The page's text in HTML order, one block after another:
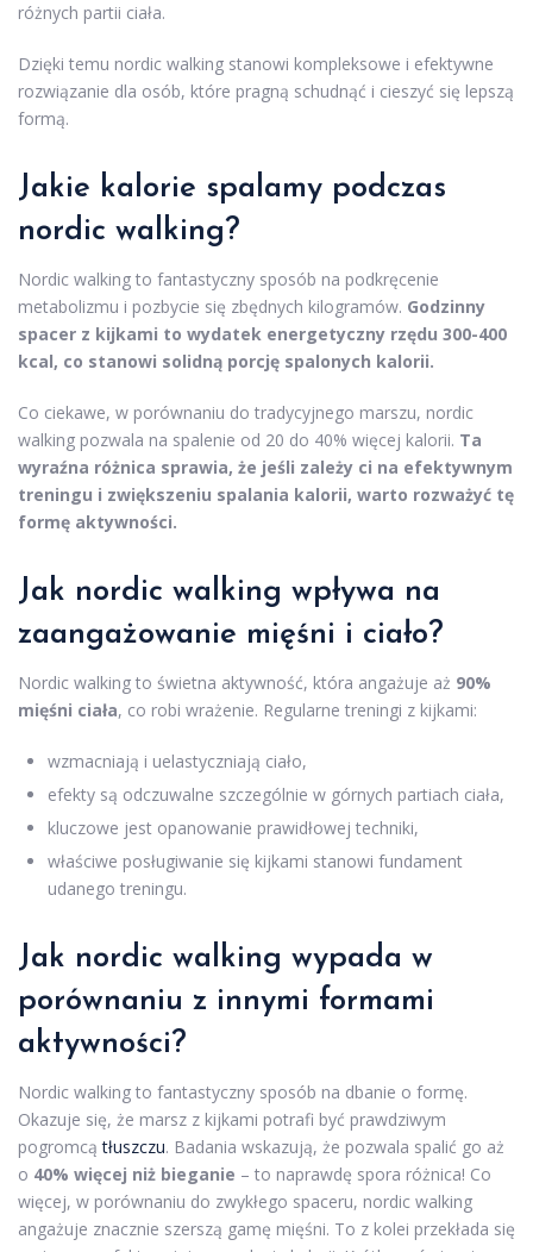
różnych partii ciała.
Dzięki temu nordic walking stanowi kompleksowe i efektywne
rozwiązanie dla osób, które pragną schudnąć i cieszyć się lepszą
formą.
Jakie kalorie spalamy podczas
nordic walking?
Nordic walking to fantastyczny sposób na podkręcenie
metabolizmu i pozbycie się zbędnych kilogramów. Godzinny
spacer z kijkami to wydatek energetyczny rzędu 300-400
kcal, co stanowi solidną porcję spalonych kalorii.
Co ciekawe, w porównaniu do tradycyjnego marszu, nordic
walking pozwala na spalenie od 20 do 40% więcej kalorii. Ta
wyraźna różnica sprawia, że jeśli zależy ci na efektywnym
treningu i zwiększeniu spalania kalorii, warto rozważyć tę
formę aktywności.
Jak nordic walking wpływa na
zaangażowanie mięśni i ciało?
Nordic walking to świetna aktywność, która angażuje aż 90%
mięśni ciała, co robi wrażenie. Regularne treningi z kijkami:
wzmacniają i uelastyczniają ciało,
efekty są odczuwalne szczególnie w górnych partiach ciała,
kluczowe jest opanowanie prawidłowej techniki,
właściwe posługiwanie się kijkami stanowi fundament
udanego treningu.
Jak nordic walking wypada w
porównaniu z innymi formami
aktywności?
Nordic walking to fantastyczny sposób na dbanie o formę.
Okazuje się, że marsz z kijkami potrafi być prawdziwym
pogromcątłuszczu. Badania wskazują, że pozwala spalić go aż
o 40% więcej niż bieganie – to naprawdę spora różnica! Co
więcej, w porównaniu do zwykłego spaceru, nordic walking
angażuje znacznie szerszą gamę mięśni. To z kolei przekłada się